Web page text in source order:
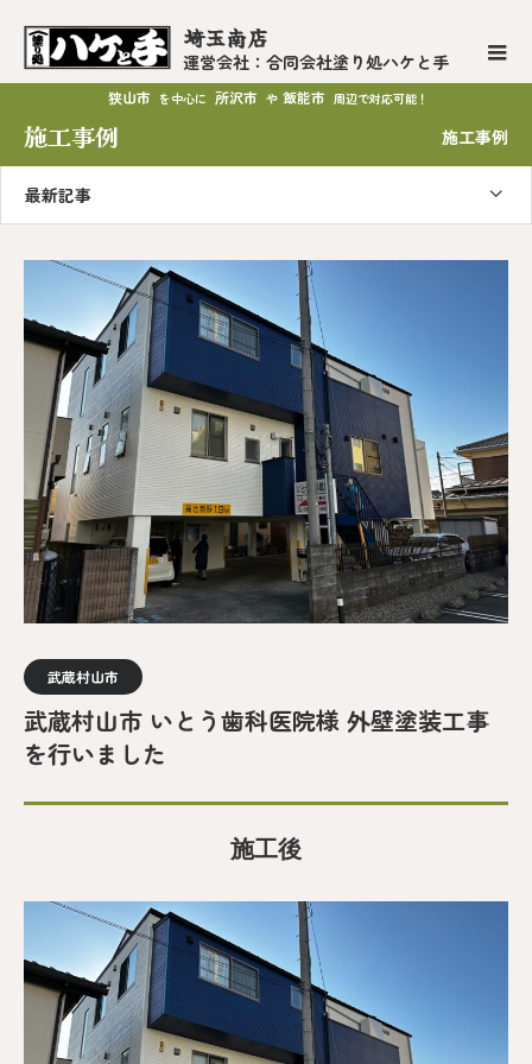
埼玉南店
運営会社：合同会社塗り処ハケと手
狭山市 を中心に 所沢市 や 飯能市 周辺で対応可能！
施工事例 施工事例
最新記事
武蔵村山市
武蔵村山市 いとう歯科医院様 外壁塗装工事
を行いました
施工後